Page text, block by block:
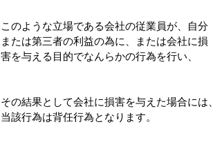
このような立場である会社の従業員が、自分
または第三者の利益の為に、または会社に損
害を与える目的でなんらかの行為を行い、
その結果として会社に損害を与えた場合には、
当該行為は背任行為となります。